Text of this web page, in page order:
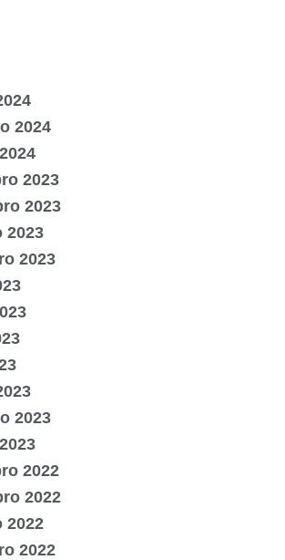
2024
2023
2023
2023
2023
2023
2022
2022
2022
2022